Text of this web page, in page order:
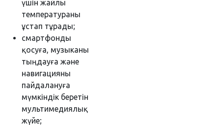
үшін жайлы
температураны
ұстап тұрады;
смартфонды
қосуға, музыканы
тыңдауға және
навигацияны
пайдалануға
мүмкіндік беретін
мультимедиялық
жүйе;